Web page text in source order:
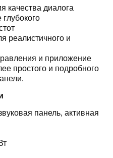
качества диалога
реалистичного и
и приложение
простого и подробного
панель, активная